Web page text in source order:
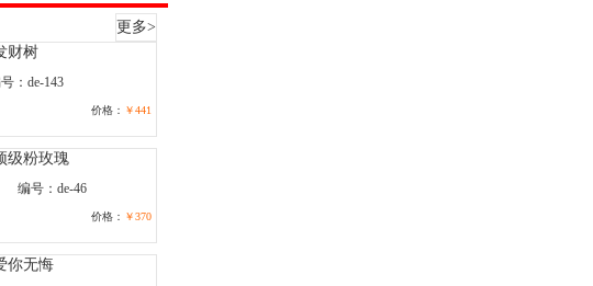
更多>
：de-143
价格： ￥441
编号：de-46
价格： ￥370